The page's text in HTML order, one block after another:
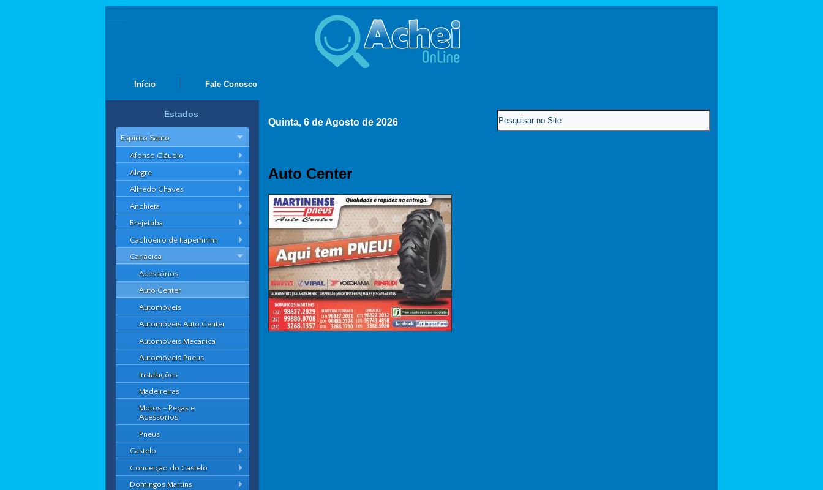
Início Fale Conosco
Estados
Espírito Santo
Afonso Cláudio
Alegre
Alfredo Chaves
Anchieta
Brejetuba
Cachoeiro de Itapemirim
Cariacica
Acessórios
Auto Center
Automóveis
Automóveis Auto Center
Automóveis Mecânica
Automóveis Pneus
Instalações
Madeireiras
Motos - Peças e
Acessórios
Pneus
Castelo
Conceição do Castelo
Domingos Martins
Quinta, 6 de Agosto de 2026
Auto Center